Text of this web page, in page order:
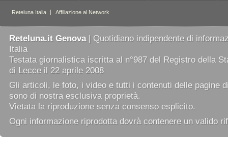
Reteluna.it Genova| Quotidiano indipendente di
Italia
Testata giornalistica iscritta al n°987 del Registro della
di Lecce il 22 aprile 2008
Gli articoli, le foto, i video e tutti i contenuti delle pagine
sono di nostra esclusiva proprietà.
Vietata la riproduzione senza consenso esplicito.
Ogni informazione riprodotta dovrà contenere un valido